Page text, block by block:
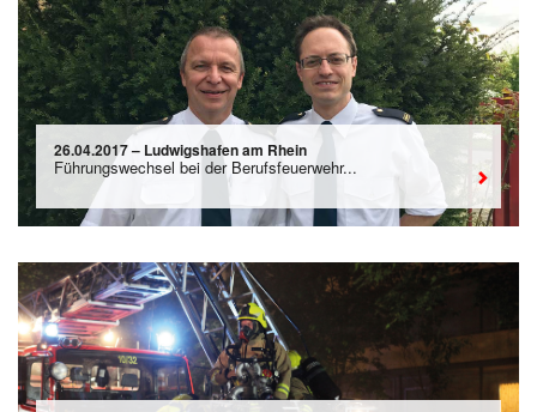
26.04.2017 – Ludwigshafen am Rhein
Führungswechsel bei der Berufsfeuerwehr...